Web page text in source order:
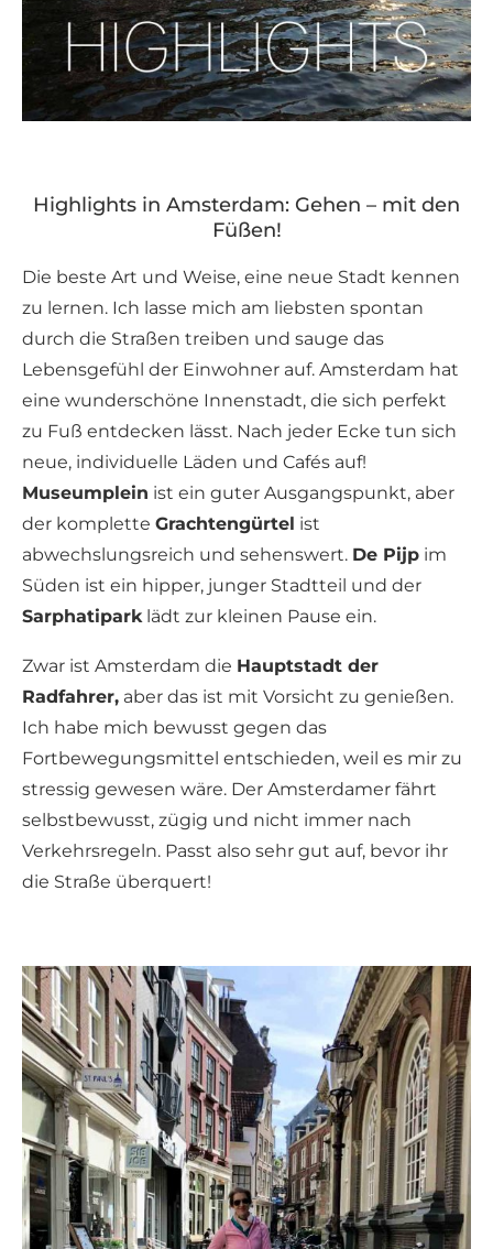
Highlights in Amsterdam: Gehen – mit den
Füßen!
Die beste Art und Weise, eine neue Stadt kennen
zu lernen. Ich lasse mich am liebsten spontan
durch die Straßen treiben und sauge das
Lebensgefühl der Einwohner auf. Amsterdam hat
eine wunderschöne Innenstadt, die sich perfekt
zu Fuß entdecken lässt. Nach jeder Ecke tun sich
neue, individuelle Läden und Cafés auf!
Museumplein ist ein guter Ausgangspunkt, aber
der komplette Grachtengürtel ist
abwechslungsreich und sehenswert. De Pijp im
Süden ist ein hipper, junger Stadtteil und der
Sarphatiparklädt zur kleinen Pause ein.
Zwar ist Amsterdam die Hauptstadt der
Radfahrer, aber das ist mit Vorsicht zu genießen.
Ich habe mich bewusst gegen das
Fortbewegungsmittel entschieden, weil es mir zu
stressig gewesen wäre. Der Amsterdamer fährt
selbstbewusst, zügig und nicht immer nach
Verkehrsregeln. Passt also sehr gut auf, bevor ihr
die Straße überquert!